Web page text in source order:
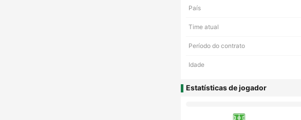
País
Time atual
Período do contrato
Idade
Estatísticas de jogador